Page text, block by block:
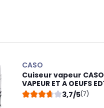
CASO
Cuiseur vapeur CASO
VAPEUR ET A OEUFS
3,7/5(7)